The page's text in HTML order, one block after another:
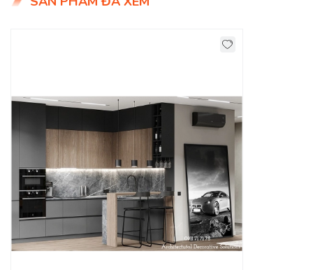
phong cách sống và gu thẩm mỹ của mình thì nữ gia chủ chỉ